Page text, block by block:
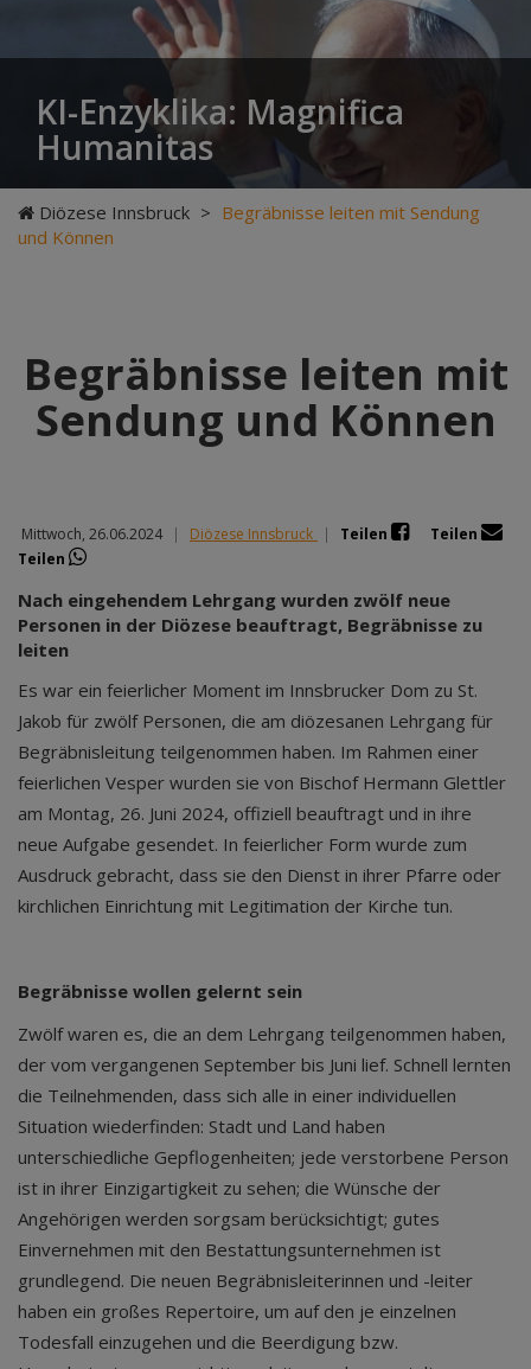
KI-Enzyklika: Magnifica
Humanitas
Diözese Innsbruck > Begräbnisse leiten mit Sendung
und Können
Begräbnisse leiten mit
Sendung und Können
Mittwoch, 26.06.2024 | Diözese Innsbruck | Teilen
Teilen
Teilen
Nach eingehendem Lehrgang wurden zwölf neue
Personen in der Diözese beauftragt, Begräbnisse zu
leiten
Es war ein feierlicher Moment im Innsbrucker Dom zu St.
Jakob für zwölf Personen, die am diözesanen Lehrgang für
Begräbnisleitung teilgenommen haben. Im Rahmen einer
feierlichen Vesper wurden sie von Bischof Hermann Glettler
am Montag, 26. Juni 2024, offiziell beauftragt und in ihre
neue Aufgabe gesendet. In feierlicher Form wurde zum
Ausdruck gebracht, dass sie den Dienst in ihrer Pfarre oder
kirchlichen Einrichtung mit Legitimation der Kirche tun.
Begräbnisse wollen gelernt sein
Zwölf waren es, die an dem Lehrgang teilgenommen haben,
der vom vergangenen September bis Juni lief. Schnell lernten
die Teilnehmenden, dass sich alle in einer individuellen
Situation wiederfinden: Stadt und Land haben
unterschiedliche Gepflogenheiten; jede verstorbene Person
ist in ihrer Einzigartigkeit zu sehen; die Wünsche der
Angehörigen werden sorgsam berücksichtigt; gutes
Einvernehmen mit den Bestattungsunternehmen ist
grundlegend. Die neuen Begräbnisleiterinnen und -leiter
haben ein großes Repertoire, um auf den je einzelnen
Todesfall einzugehen und die Beerdigung bzw.